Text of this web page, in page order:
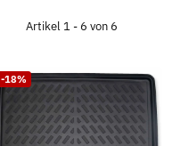
Artikel 1 - 6 von 6
-18%